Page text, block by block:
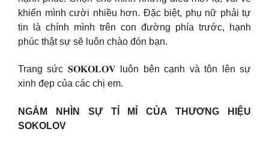
khiến mình cười nhiều hơn. Đặc biệt, phụ nữ phải tự
tin là chính mình trên con đường phía trước, hạnh
phúc thật sự sẽ luôn chào đón bạn.
Trang sức 𝐒𝐎𝐊𝐎𝐋𝐎𝐕 luôn bên cạnh và tôn lên sự
xinh đẹp của các chị em.
NGẮM NHÌN SỰ TỈ MỈ CỦA THƯƠNG HIỆU
SOKOLOV